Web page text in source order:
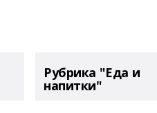
Рубрика "Еда и
напитки"